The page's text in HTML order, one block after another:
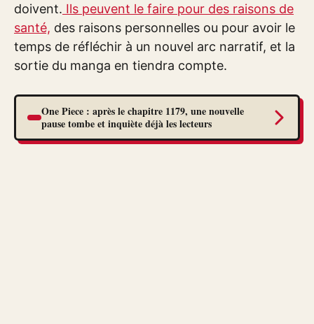
doivent. Ils peuvent le faire pour des raisons de
santé, des raisons personnelles ou pour avoir le
temps de réfléchir à un nouvel arc narratif, et la
sortie du manga en tiendra compte.
One Piece : après le chapitre 1179, une nouvelle
pause tombe et inquiète déjà les lecteurs